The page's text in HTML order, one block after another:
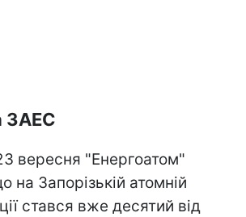
ЗАЕС
вересня "Енергоатом"
на Запорізькій атомній
стався вже десятий від